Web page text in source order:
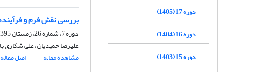
بررسی نقش فرم و
دوره 7، شماره 26، زمستان 1395، صفحه
علیرضا حمیدیان، علی شکاری
مشاهده مقاله
اصل مقاله
دوره 17 (1405)
دوره 16 (1404)
دوره 15 (1403)